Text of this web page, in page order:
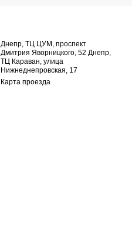
Днепр, ТЦ ЦУМ, проспект
Дмитрия Яворницкого, 52 Днепр,
ТЦ Караван, улица
Нижнеднепровская, 17
Карта проезда